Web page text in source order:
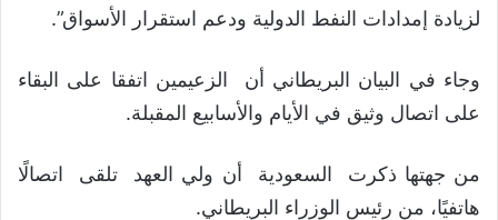
لزيادة إمدادات النفط الدولية ودعم استقرار الأسواق”.
وجاء في البيان البريطاني أن الزعيمين اتفقا على البقاء
على اتصال وثيق في الأيام والأسابيع المقبلة.
من جهتها ذكرت السعودية أن ولي العهد تلقى اتصالًا
هاتفيًا، من رئيس الوزراء البريطاني.